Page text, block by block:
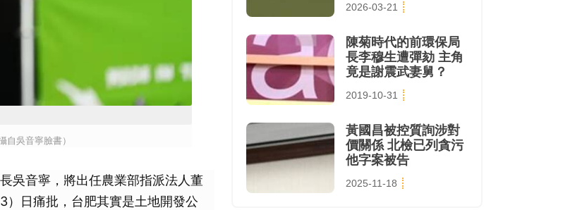
吳音寧臉書）
吳音寧，將出任農業部指派法人董
）日痛批，台肥其實是土地開發公
2026-03-21
陳菊時代的前環保局
長李穆生遭彈劾 主角
竟是謝震武妻舅？
2019-10-31
黃國昌被控質詢涉對
價關係 北檢已列貪污
他字案被告
2025-11-18